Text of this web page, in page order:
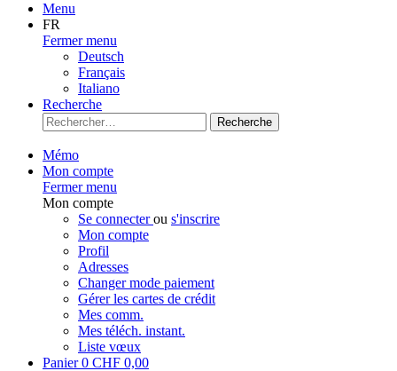
Menu
FR
Fermer menu
Deutsch
Français
Italiano
Recherche
Recherche
Mémo
Mon compte
Fermer menu
Mon compte
Se connecterou s'inscrire
Mon compte
Profil
Adresses
Changer mode paiement
Gérer les cartes de crédit
Mes comm.
Mes téléch. instant.
Liste vœux
Panier0 CHF 0,00